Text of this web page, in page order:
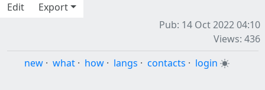
Edit
Export
Pub: 14 Oct 2022 04:10
Views: 436
new · what · how · langs · contacts · login